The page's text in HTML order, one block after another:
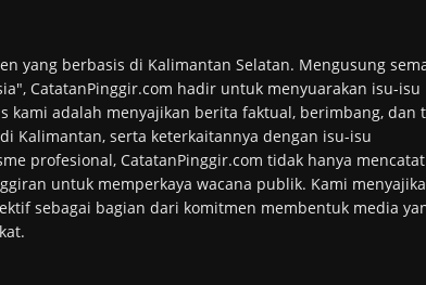
yang berbasis di Kalimantan Selatan. Mengusung
CatatanPinggir.com hadir untuk menyuarakan isu-isu
kami adalah menyajikan berita faktual, berimbang, dan
Kalimantan, serta keterkaitannya dengan isu-isu
profesional, CatatanPinggir.com tidak hanya mencatat
untuk memperkaya wacana publik. Kami
sebagai bagian dari komitmen membentuk media